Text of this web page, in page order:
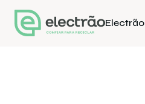
Electrão